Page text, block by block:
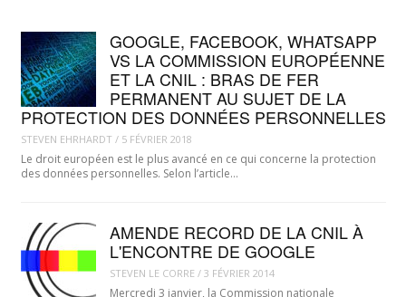
GOOGLE, FACEBOOK, WHATSAPP
VS LA COMMISSION EUROPÉENNE
ET LA CNIL : BRAS DE FER
PERMANENT AU SUJET DE LA
PROTECTION DES DONNÉES PERSONNELLES
STEVEN EHRHARDT / 5 FÉVRIER 2018
Le droit européen est le plus avancé en ce qui concerne la protection
des données personnelles. Selon l’article…
AMENDE RECORD DE LA CNIL À
L'ENCONTRE DE GOOGLE
STEVEN LE CORRE / 3 FÉVRIER 2014
Mercredi 3 janvier, la Commission nationale